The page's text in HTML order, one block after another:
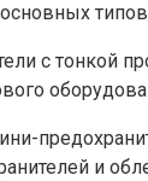
с тонкой
и